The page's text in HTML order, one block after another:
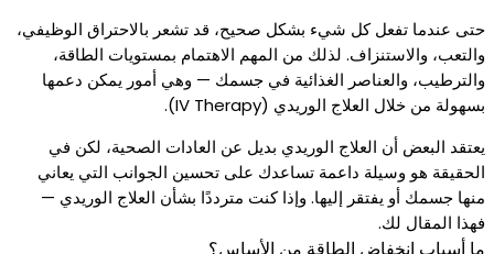
حتى عندما تفعل كل شيء بشكل صحيح، قد تشعر بالاحتراق الوظيفي،
والتعب، والاستنزاف. لذلك من المهم الاهتمام بمستويات الطاقة،
والترطيب، والعناصر الغذائية في جسمك — وهي أمور يمكن دعمها
بسهولة من خلال العلاج الوريدي (IV Therapy).
يعتقد البعض أن العلاج الوريدي بديل عن العادات الصحية، لكن في
الحقيقة هو وسيلة داعمة تساعدك على تحسين الجوانب التي يعاني
منها جسمك أو يفتقر إليها. وإذا كنت مترددًا بشأن العلاج الوريدي —
فهذا المقال لك.
ما أسباب انخفاض الطاقة من الأساس؟